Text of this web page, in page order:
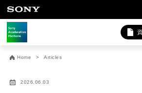
Home Articles
2026.06.03
お問い合わせ
法人向けサービスに関するご相談・お問